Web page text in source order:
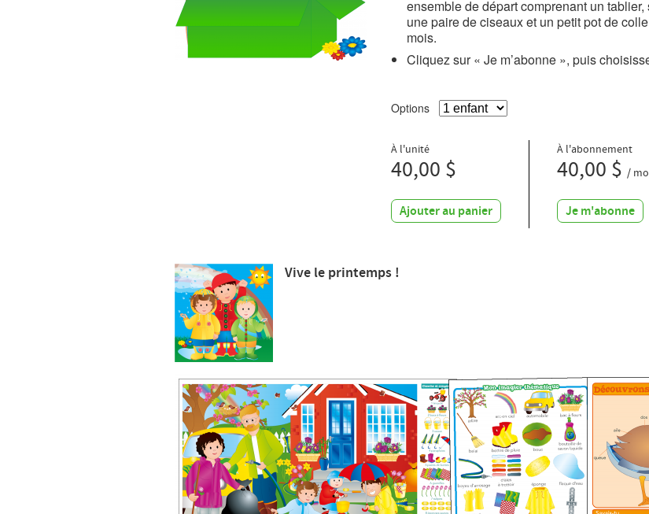
ensemble de départ comprenant un
une paire de ciseaux et un petit pot de
mois.
Cliquez sur « Je m’abonne », puis
Options
À l'unité
40,00 $
Ajouter au panier
À l'abonnement
40,00 $ /
Je m'abonne
Vive le printemps !